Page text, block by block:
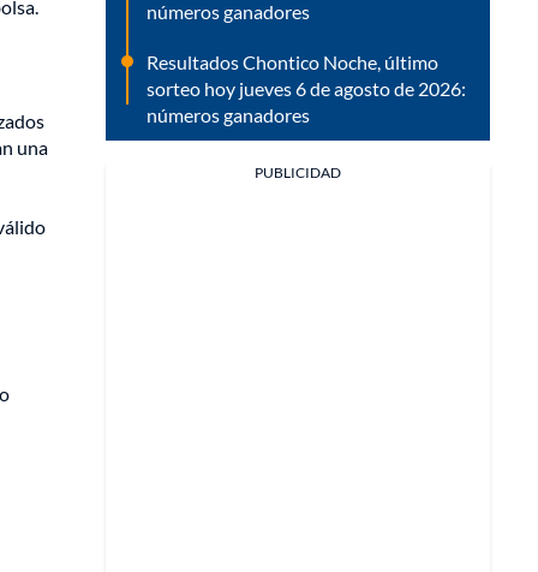
una
números ganadores
Resultados Chontico Noche, último
sorteo hoy jueves 6 de agosto de 2026:
números ganadores
PUBLICIDAD